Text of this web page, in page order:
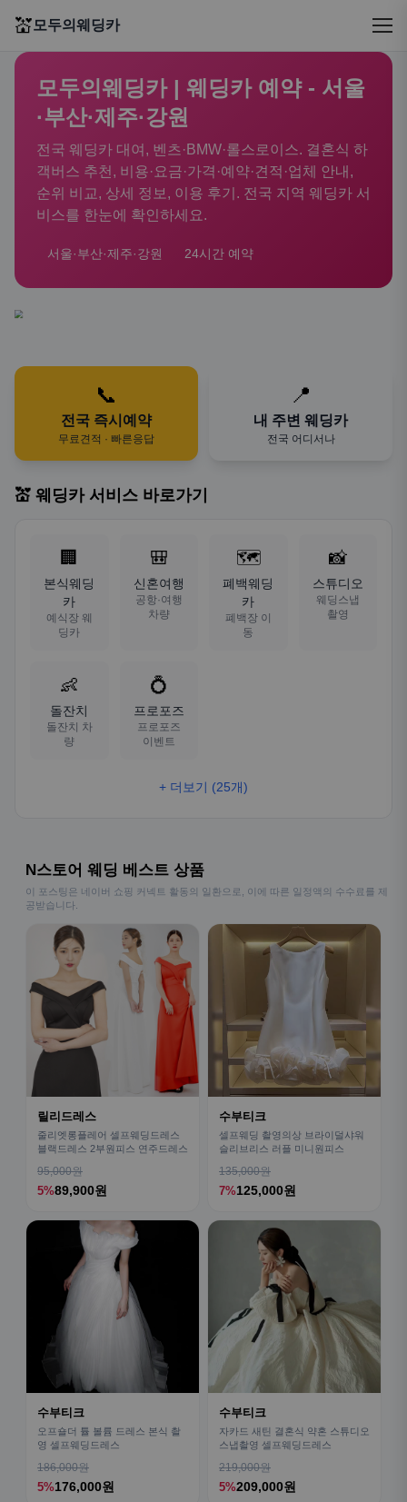
💒 모두의웨딩카
모두의웨딩카 | 웨딩카 예약 - 서울
·부산·제주·강원
전국 웨딩카 대여, 벤츠·BMW·롤스로이스. 결혼식 하
객버스 추천, 비용·요금·가격·예약·견적·업체 안내,
순위 비교, 상세 정보, 이용 후기. 전국 지역 웨딩카 서
비스를 한눈에 확인하세요.
서울·부산·제주·강원 24시간 예약
📞
전국 즉시예약
무료견적 · 빠른응답
📍
내 주변 웨딩카
전국 어디서나
💒 웨딩카 서비스 바로가기
🏢
본식웨딩
카
예식장 웨
딩카
🎒
신혼여행
공항·여행
차량
🗺️
폐백웨딩
카
폐백장 이
동
📸
스튜디오
웨딩스냅
촬영
👶
돌잔치
돌잔치 차
량
💍
프로포즈
프로포즈
이벤트
+ 더보기 (25개)
N스토어 웨딩 베스트 상품
이 포스팅은 네이버 쇼핑 커넥트 활동의 일환으로, 이에 따른 일정액의 수수료를 제
공받습니다.
릴리드레스
줄리엣롱플레어 셀프웨딩드레스
블랙드레스 2부원피스 연주드레스
95,000원
5%89,900원
수부티크
셀프웨딩 촬영의상 브라이덜샤워
슬리브리스 러플 미니원피스
135,000원
7%125,000원
수부티크
오프숄더 튤 볼륨 드레스 본식 촬
영 셀프웨딩드레스
186,000원
5%176,000원
수부티크
자카드 새틴 결혼식 약혼 스튜디오
스냅촬영 셀프웨딩드레스
219,000원
5%209,000원